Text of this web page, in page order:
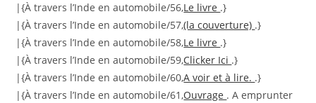
|{À travers l’Inde en automobile/56,Le livre .}
|{À travers l’Inde en automobile/57,(la couverture) .}
|{À travers l’Inde en automobile/58,Le livre .}
|{À travers l’Inde en automobile/59,Clicker Ici .}
|{À travers l’Inde en automobile/60,A voir et à lire. .}
|{À travers l’Inde en automobile/61,Ouvrage . A emprunter